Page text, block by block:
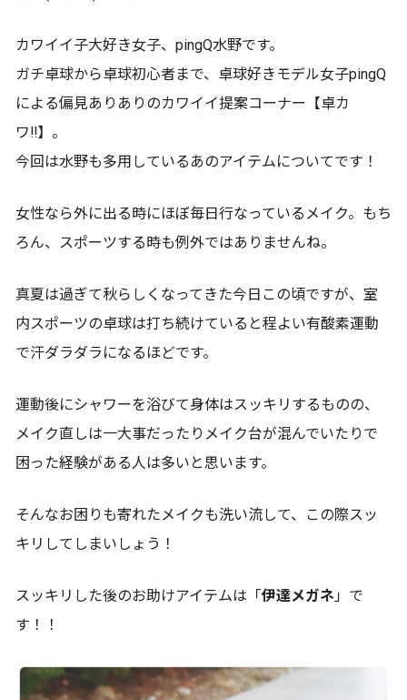
カワイイ子大好き女子、pingQ水野です。
ガチ卓球から卓球初心者まで、卓球好きモデル女子pingQ
による偏見ありありのカワイイ提案コーナー【卓カ
ワ‼︎】。
今回は水野も多用しているあのアイテムについてです！
女性なら外に出る時にほぼ毎日行なっているメイク。もち
ろん、スポーツする時も例外ではありませんね。
真夏は過ぎて秋らしくなってきた今日この頃ですが、室
内スポーツの卓球は打ち続けていると程よい有酸素運動
で汗ダラダラになるほどです。
運動後にシャワーを浴びて身体はスッキリするものの、
メイク直しは一大事だったりメイク台が混んでいたりで
困った経験がある人は多いと思います。
そんなお困りも寄れたメイクも洗い流して、この際スッ
キリしてしまいしょう！
スッキリした後のお助けアイテムは「伊達メガネ 」で
す！！